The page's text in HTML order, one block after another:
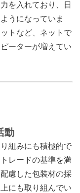
を入れており、日
うになっていま
トなど、ネットで
ーターが増えてい
動
組みにも積極的で
レードの基準を満
慮した包装材の採
にも取り組んでい